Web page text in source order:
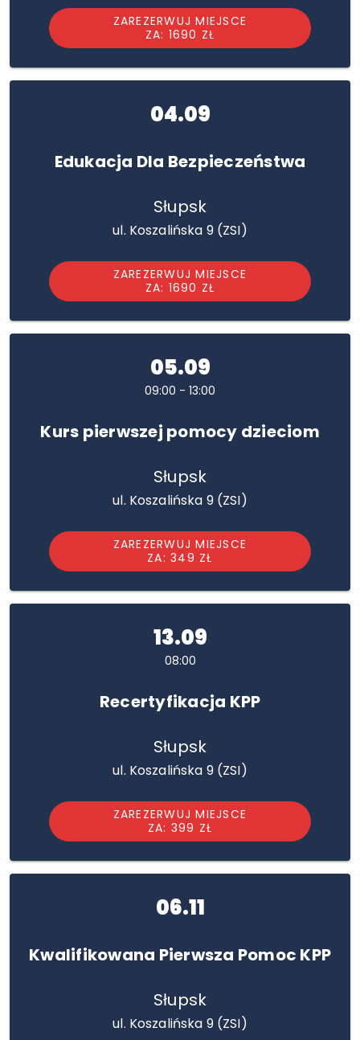
ZAREZERWUJ MIEJSCE
ZA: 1690 ZŁ
04.09
Edukacja Dla Bezpieczeństwa
Słupsk
ul. Koszalińska 9 (ZSI)
ZAREZERWUJ MIEJSCE
ZA: 1690 ZŁ
05.09
09:00 - 13:00
Kurs pierwszej pomocy dzieciom
Słupsk
ul. Koszalińska 9 (ZSI)
ZAREZERWUJ MIEJSCE
ZA: 349 ZŁ
13.09
08:00
Recertyfikacja KPP
Słupsk
ul. Koszalińska 9 (ZSI)
ZAREZERWUJ MIEJSCE
ZA: 399 ZŁ
06.11
Kwalifikowana Pierwsza Pomoc KPP
Słupsk
ul. Koszalińska 9 (ZSI)